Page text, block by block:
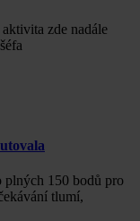
zde nadále
plných 150 bodů pro
tlumí,